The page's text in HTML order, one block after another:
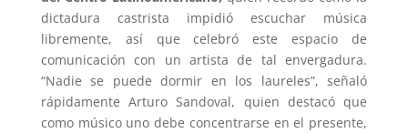
dictadura castrista impidió escuchar música
libremente, así que celebró este espacio de
comunicación con un artista de tal envergadura.
“Nadie se puede dormir en los laureles”, señaló
rápidamente Arturo Sandoval, quien destacó que
como músico uno debe concentrarse en el presente,